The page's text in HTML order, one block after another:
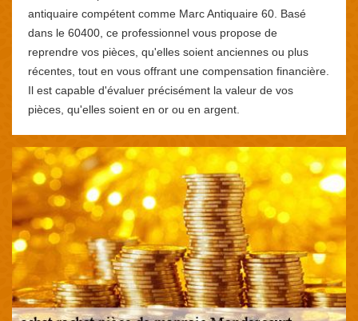
antiquaire compétent comme Marc Antiquaire 60. Basé
dans le 60400, ce professionnel vous propose de
reprendre vos pièces, qu'elles soient anciennes ou plus
récentes, tout en vous offrant une compensation financière.
Il est capable d'évaluer précisément la valeur de vos
pièces, qu'elles soient en or ou en argent.